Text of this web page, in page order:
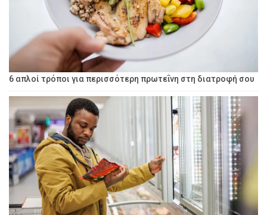
6 απλοί τρόποι για περισσότερη πρωτεΐνη στη διατροφή σου